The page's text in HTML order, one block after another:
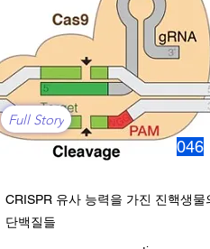
046
Full Story
CRISPR 유사 능력을 가진 진핵생물
단백질들